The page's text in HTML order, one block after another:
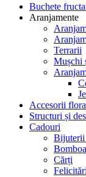
Buchete
Aranjamente
Terrarii
Mușchi
Accesorii
Structuri și
Cadouri
Bijuterii
Cărți